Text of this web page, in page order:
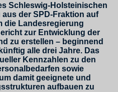
Schleswig-Holsteinischen
der SPD-Fraktion auf
die Landesregierung
zur Entwicklung der
zu erstellen – beginnend
alle drei Jahre. Das
Kennzahlen zu den
sowie
damit geeignete und
aufbauen zu